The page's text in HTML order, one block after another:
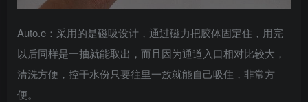
Auto.e：采用的是磁吸设计，通过磁力把胶体固定住，用完
以后同样是一抽就能取出，而且因为通道入口相对比较大，
清洗方便，控干水份只要往里一放就能自己吸住，非常方
便。